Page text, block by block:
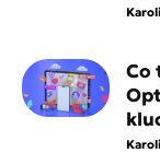
Co